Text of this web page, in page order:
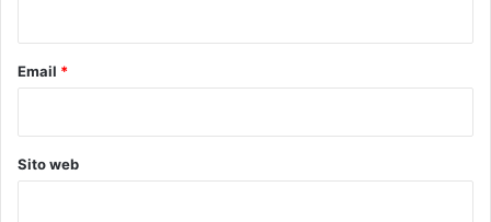
Email *
Sito web